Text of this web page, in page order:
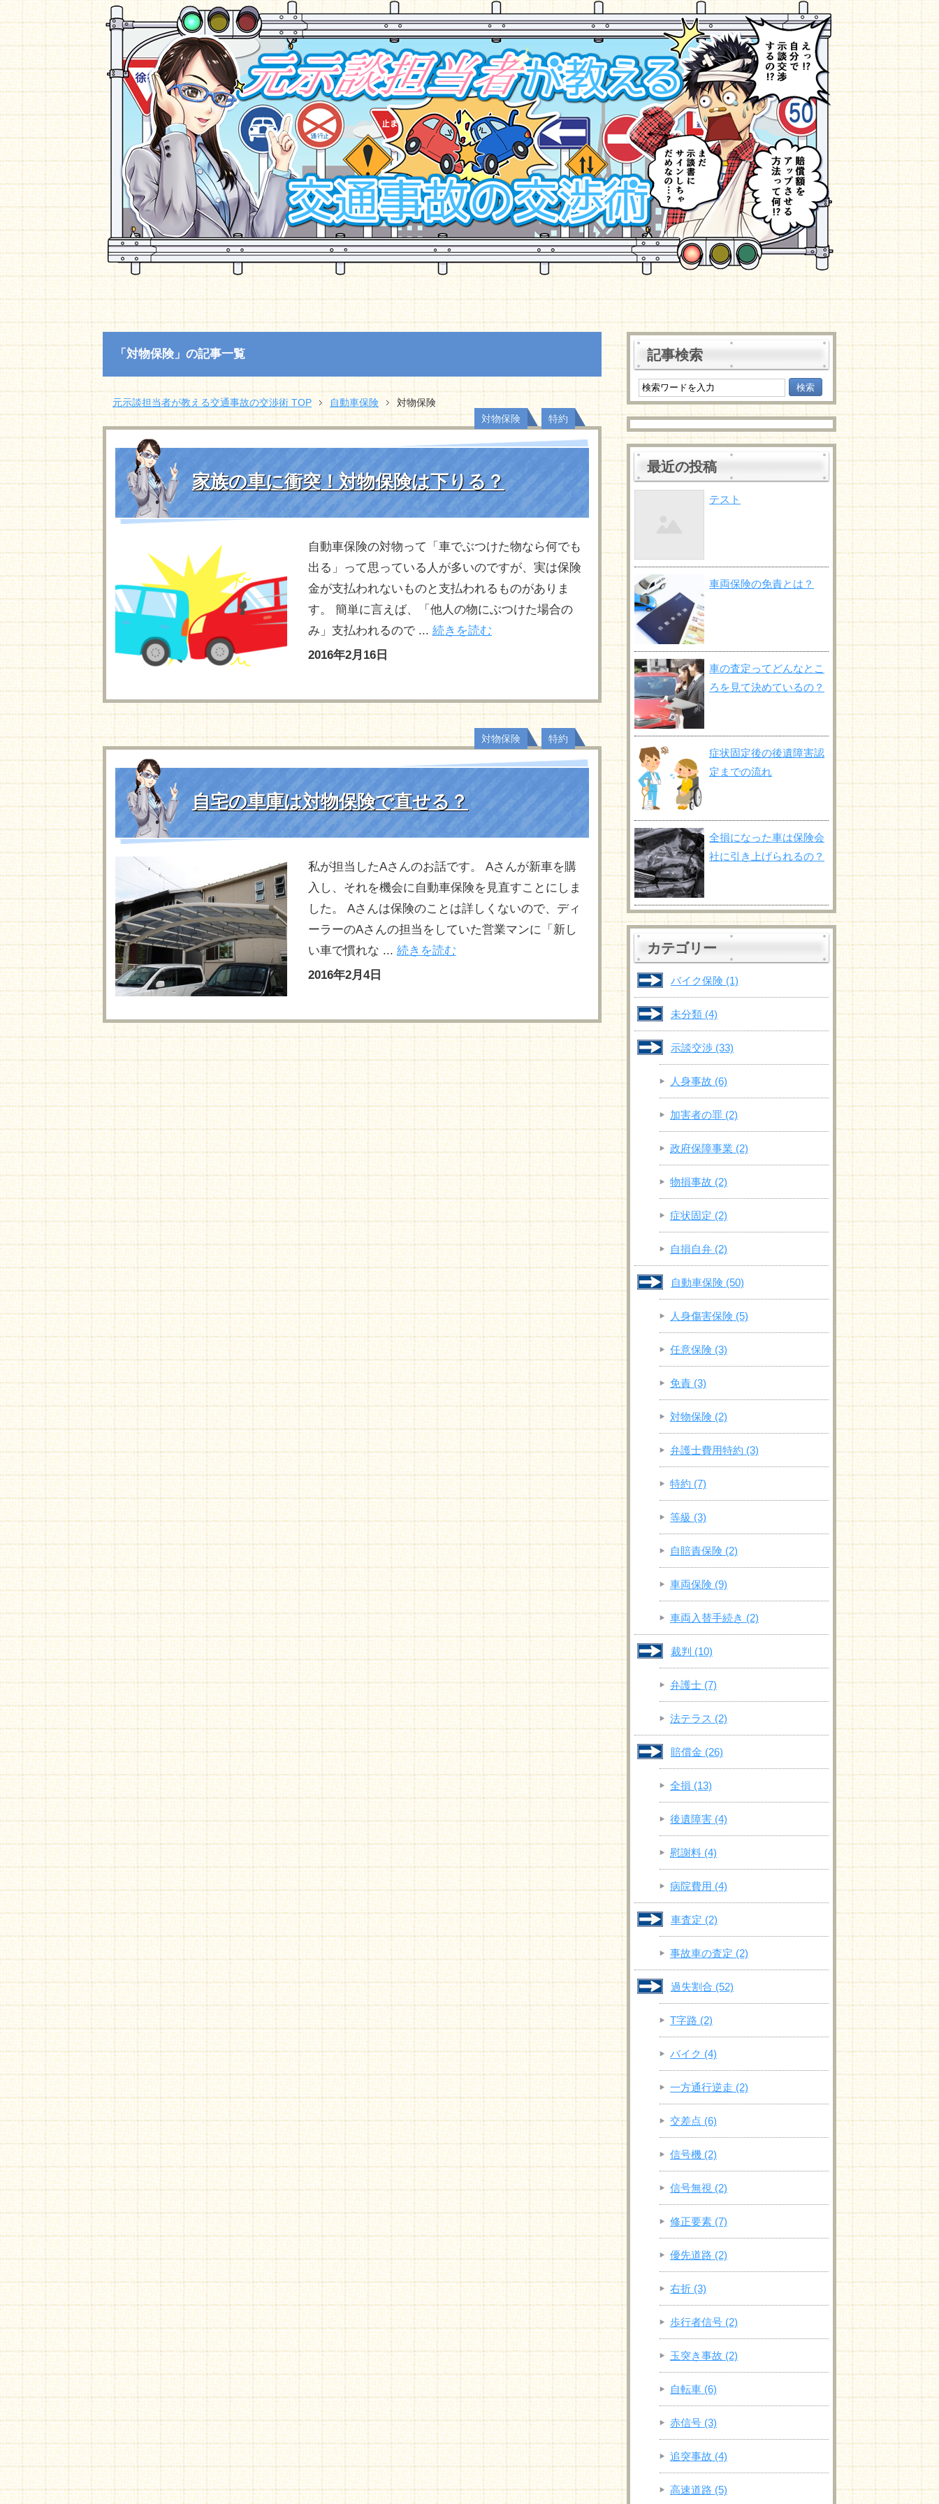
「対物保険」の記事一覧
元示談担当者が教える交通事故の交渉術 TOP 自動車保険 対物保険
家族の車に衝突！対物保険は下りる？
対物保険 , 特約
自動車保険の対物って「車でぶつけた物なら何でも
出る」って思っている人が多いのですが、実は保険
金が支払われないものと支払われるものがありま
す。 簡単に言えば、「他人の物にぶつけた場合の
み」支払われるので ... 続きを読む
2016年2月16日
自宅の車庫は対物保険で直せる？
対物保険 , 特約
私が担当したAさんのお話です。 Aさんが新車を購
入し、それを機会に自動車保険を見直すことにしま
した。 Aさんは保険のことは詳しくないので、ディ
ーラーのAさんの担当をしていた営業マンに「新し
い車で慣れな ... 続きを読む
2016年2月4日
記事検索
最近の投稿
テスト
車両保険の免責とは？
車の査定ってどんなとこ
ろを見て決めているの？
症状固定後の後遺障害認
定までの流れ
全損になった車は保険会
社に引き上げられるの？
カテゴリー
バイク保険 (1)
未分類 (4)
示談交渉 (33)
人身事故 (6)
加害者の罪 (2)
政府保障事業 (2)
物損事故 (2)
症状固定 (2)
自損自弁 (2)
自動車保険 (50)
人身傷害保険 (5)
任意保険 (3)
免責 (3)
対物保険 (2)
弁護士費用特約 (3)
特約 (7)
等級 (3)
自賠責保険 (2)
車両保険 (9)
車両入替手続き (2)
裁判 (10)
弁護士 (7)
法テラス (2)
賠償金 (26)
全損 (13)
後遺障害 (4)
慰謝料 (4)
病院費用 (4)
車査定 (2)
事故車の査定 (2)
過失割合 (52)
T字路 (2)
バイク (4)
一方通行逆走 (2)
交差点 (6)
信号機 (2)
信号無視 (2)
修正要素 (7)
優先道路 (2)
右折 (3)
歩行者信号 (2)
玉突き事故 (2)
自転車 (6)
赤信号 (3)
追突事故 (4)
高速道路 (5)